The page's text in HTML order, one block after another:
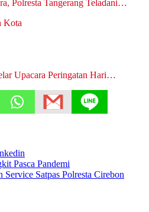
Polresta Tangerang Teladani…
Upacara Peringatan Hari…
Pasca Pandemi
Satpas Polresta Cirebon